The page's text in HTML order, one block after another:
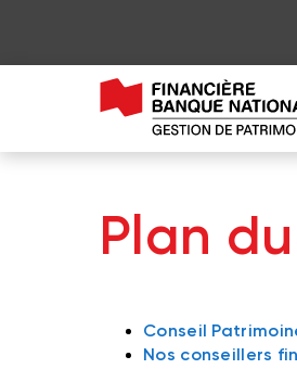
Plan
Conseil
Nos conseillers